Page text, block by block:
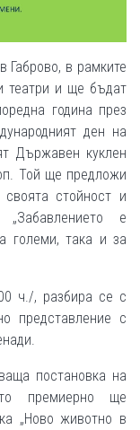
Габрово, в рамките
театри и ще бъдат
година през
ден на
Държавен куклен
Той ще предложи
своята стойност и
е
големи, така и за
ч./, разбира се с
представление с
постановка на
премиерно ще
„Ново животно в